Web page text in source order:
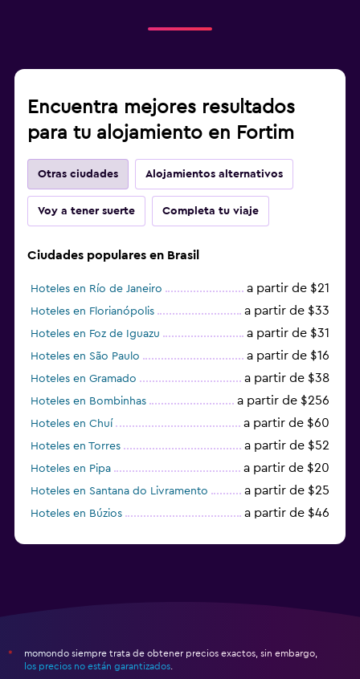
Encuentra mejores resultados
para tu alojamiento en Fortim
Otras ciudades Alojamientos alternativos
Voy a tener suerte Completa tu viaje
Ciudades populares en Brasil
Hoteles en Río de Janeiro a partir de $21
Hoteles en Florianópolis a partir de $33
Hoteles en Foz de Iguazu a partir de $31
Hoteles en São Paulo a partir de $16
Hoteles en Gramado a partir de $38
Hoteles en Bombinhas a partir de $256
Hoteles en Chuí a partir de $60
Hoteles en Torres a partir de $52
Hoteles en Pipa a partir de $20
Hoteles en Santana do Livramento a partir de $25
Hoteles en Búzios a partir de $46
*
momondo siempre trata de obtener precios exactos, sin embargo,
los precios no están garantizados